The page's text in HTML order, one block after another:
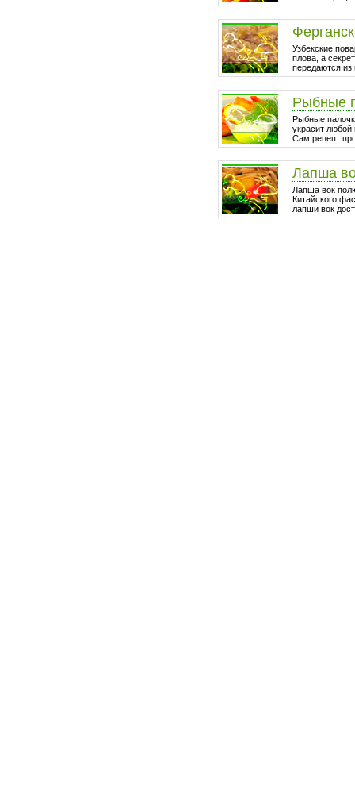
Узбекские
плова, а
передаются из
Рыбные
Рыбные
украсит любой
Сам рецепт
Лапша
Лапша вок
Китайского
лапши вок